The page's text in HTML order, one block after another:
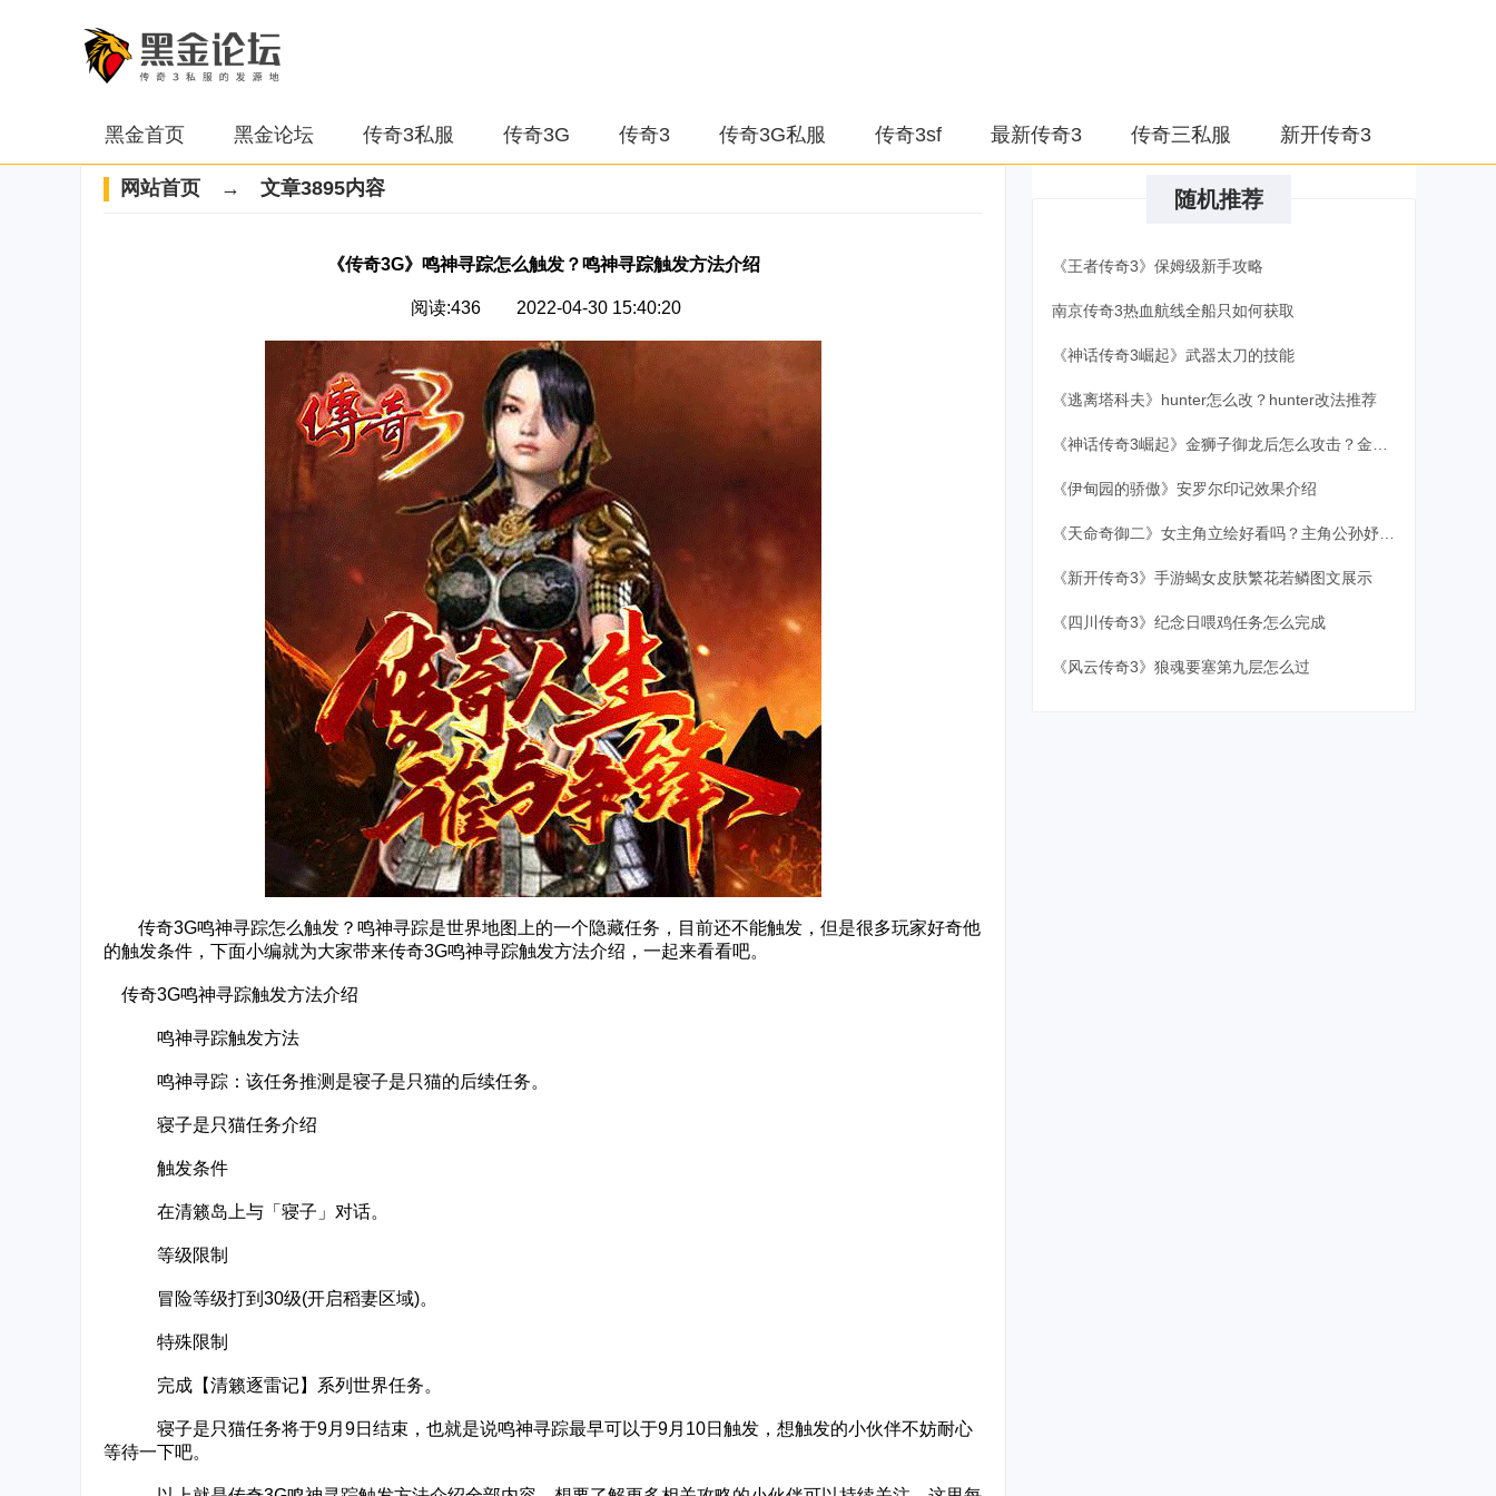
黑金首页 黑金论坛 传奇3私服 传奇3G 传奇3 传奇3G私服 传奇3sf 最新传奇3 传奇三私服 新开传奇3
网站首页 → 文章3895内容
《传奇3G》鸣神寻踪怎么触发？鸣神寻踪触发方法介绍
阅读:436 2022-04-30 15:40:20
‌‍传奇3G鸣神寻踪怎么触发？鸣神寻踪是世界地图上的一个隐藏任务，目前还不能触发，但是很多玩家好奇他
的触发条件，下面小编就为大家带来传奇3G鸣神寻踪触发方法介绍，一起来看看吧。
传奇3G鸣神寻踪触发方法介绍
鸣神寻踪触发方法
鸣神寻踪：该任务推测是寝子是只猫的后续任务。
寝子是只猫任务介绍
触发条件
在清籁岛上与「寝子」对话。
等级限制
冒险等级打到30级(开启稻妻区域)。
特殊限制
完成【清籁逐雷记】系列世界任务。
寝子是只猫任务将于9月9日结束，也就是说鸣神寻踪最早可以于9月10日触发，想触发的小伙伴不妨耐心
等待一下吧。
随机推荐
《王者传奇3》保姆级新手攻略
南京传奇3热血航线全船只如何获取
《神话传奇3崛起》武器太刀的技能
《逃离塔科夫》hunter怎么改？hunter改法推荐
《伊甸园的骄傲》安罗尔印记效果介绍
《天命奇御二》女主角立绘好看吗？主角公孙妤身份推测
《新开传奇3》手游蝎女皮肤繁花若鳞图文展示
《四川传奇3》纪念日喂鸡任务怎么完成
《风云传奇3》狼魂要塞第九层怎么过